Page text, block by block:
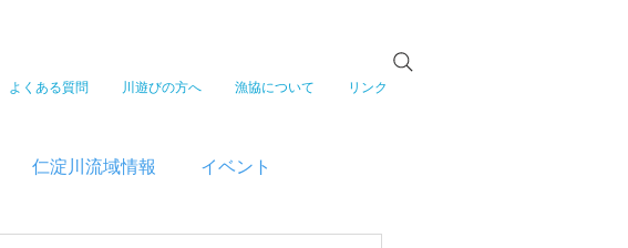
よくある質問 川遊びの方へ 漁協について リンク
仁淀川流域情報 イベント